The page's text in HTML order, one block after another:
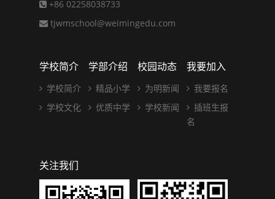
+86 02258038733
tjwmschool@weimingedu.com
学校简介
学校简介
学校文化
学部介绍
精品小学
优质中学
校园动态
为明新闻
学校新闻
我要加入
我要报名
插班生报
名
关注我们